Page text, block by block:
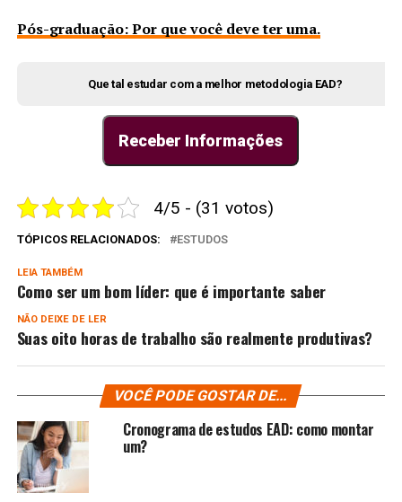
Pós-graduação: Por que você deve ter uma.
Que tal estudar com a melhor metodologia EAD?
Receber Informações
4/5 - (31 votos)
TÓPICOS RELACIONADOS: ESTUDOS
LEIA TAMBÉM
Como ser um bom líder: que é importante saber
NÃO DEIXE DE LER
Suas oito horas de trabalho são realmente produtivas?
VOCÊ PODE GOSTAR DE...
Cronograma de estudos EAD: como montar
um?